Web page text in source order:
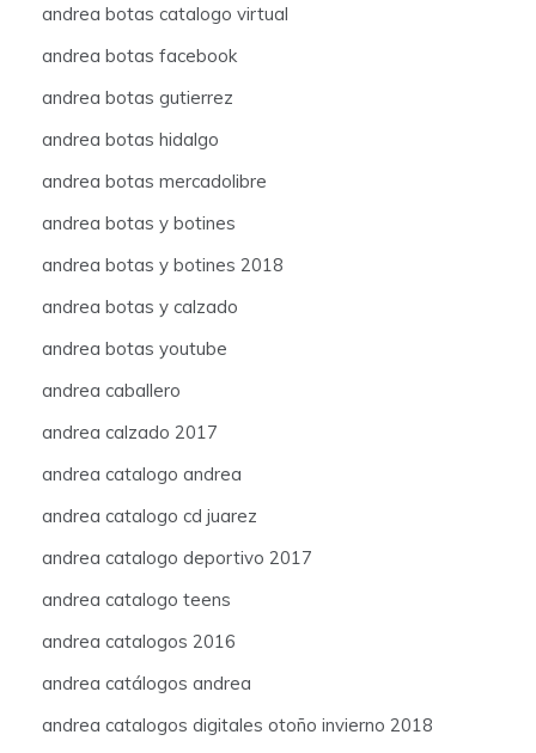
andrea botas catalogo virtual
andrea botas facebook
andrea botas gutierrez
andrea botas hidalgo
andrea botas mercadolibre
andrea botas y botines
andrea botas y botines 2018
andrea botas y calzado
andrea botas youtube
andrea caballero
andrea calzado 2017
andrea catalogo andrea
andrea catalogo cd juarez
andrea catalogo deportivo 2017
andrea catalogo teens
andrea catalogos 2016
andrea catálogos andrea
andrea catalogos digitales otoño invierno 2018